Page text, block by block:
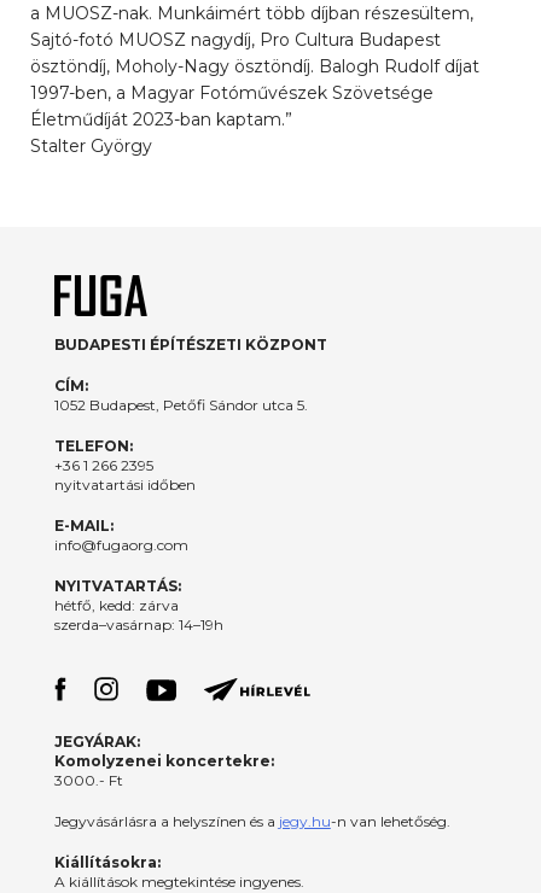
a MUOSZ-nak. Munkáimért több díjban részesültem,
Sajtó-fotó MUOSZ nagydíj, Pro Cultura Budapest
ösztöndíj, Moholy-Nagy ösztöndíj. Balogh Rudolf díjat
1997-ben, a Magyar Fotóművészek Szövetsége
Életműdíját 2023-ban kaptam.”
Stalter György
BUDAPESTI ÉPÍTÉSZETI KÖZPONT
CÍM:
1052 Budapest, Petőfi Sándor utca 5.
TELEFON:
+36 1 266 2395
nyitvatartási időben
E-MAIL:
info@fugaorg.com
NYITVATARTÁS:
hétfő, kedd: zárva
szerda–vasárnap: 14–19h
JEGYÁRAK:
Komolyzenei koncertekre:
3000.- Ft
Jegyvásárlásra a helyszínen és a jegy.hu-n van lehetőség.
Kiállításokra:
A kiállítások megtekintése ingyenes.